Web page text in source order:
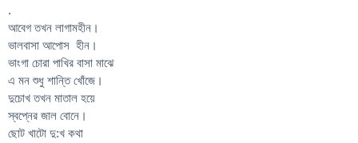
.
আবেগ তখন লাগামহীন।
ভালবাসা আপোস হীন।
ভাংগা চোরা পাখির বাসা মাঝে
এ মন শুধু শান্তি খোঁজে।
দুচোখ তখন মাতাল হয়ে
স্বপ্নের জাল বোনে।
ছোট খাটো দু:খ কথা